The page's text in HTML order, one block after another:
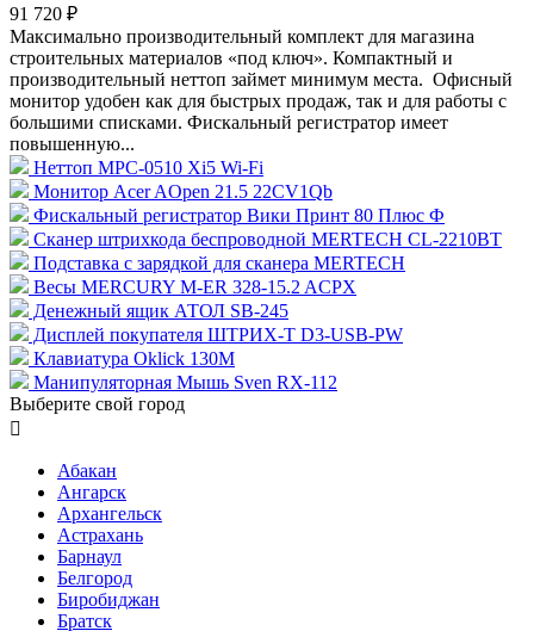
91 720 ₽
Максимально производительный комплект для магазина
строительных материалов «под ключ». Компактный и
производительный неттоп займет минимум места. Офисный
монитор удобен как для быстрых продаж, так и для работы с
большими списками. Фискальный регистратор имеет
повышенную...
Неттоп MPC-0510 Xi5 Wi-Fi
Монитор Acer AOpen 21.5 22CV1Qb
Фискальный регистратор Вики Принт 80 Плюс Ф
Сканер штрихкода беспроводной MERTECH CL-2210BT
Подставка с зарядкой для сканера MERTECH
Весы MERCURY M-ER 328-15.2 ACPX
Денежный ящик АТОЛ SB-245
Дисплей покупателя ШТРИХ-T D3-USB-PW
Клавиатура Oklick 130M
Манипуляторная Мышь Sven RX-112
Выберите свой город

Абакан
Ангарск
Архангельск
Астрахань
Барнаул
Белгород
Биробиджан
Братск